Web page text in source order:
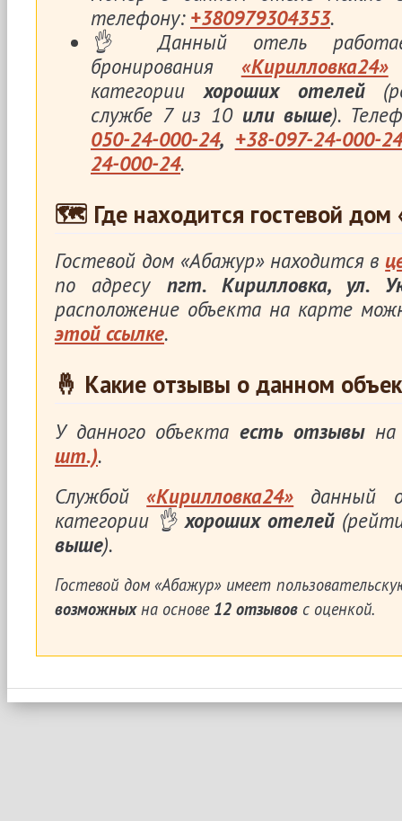
телефону: +380979304353.
👌 Данный отель
бронирования «Кирилловка24»
категориихороших отелей
службе 7 из 10 или выше).
050-24-000-24, +38-097-24-000-24
24-000-24.
🗺 Где находится гостевой дом
Гостевой дом «Абажур» находится в
по адресу пгт. Кирилловка, ул.
расположение объекта на карте
этой ссылке.
🤞 Какие отзывы о данном
У данного объекта есть отзывына
шт.).
Службой «Кирилловка24» данный
категории 👌хороших отелей
выше).
Гостевой дом «Абажур»имеет
возможныхна основе 12 отзывов с оценкой.